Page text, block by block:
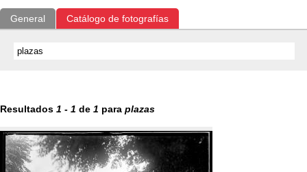
General Catálogo de fotografías
Resultados 1 - 1 de 1 para plazas